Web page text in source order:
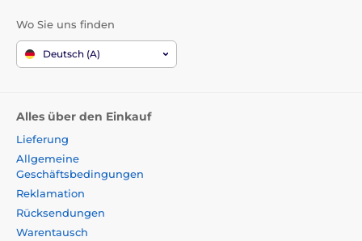
Wo Sie uns finden
Deutsch (A)
Alles über den Einkauf
Lieferung
Allgemeine
Geschäftsbedingungen
Reklamation
Rücksendungen
Warentausch